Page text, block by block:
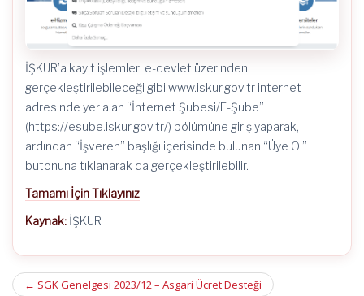
İŞKUR’a kayıt işlemleri e-devlet üzerinden
gerçekleştirilebileceği gibi www.iskur.gov.tr internet
adresinde yer alan “İnternet Şubesi/E-Şube”
(https://esube.iskur.gov.tr/) bölümüne giriş yaparak,
ardından “İşveren” başlığı içerisinde bulunan “Üye Ol”
butonuna tıklanarak da gerçekleştirilebilir.
Tamamı İçin Tıklayınız
Kaynak: İŞKUR
← SGK Genelgesi 2023/12 – Asgari Ücret Desteği